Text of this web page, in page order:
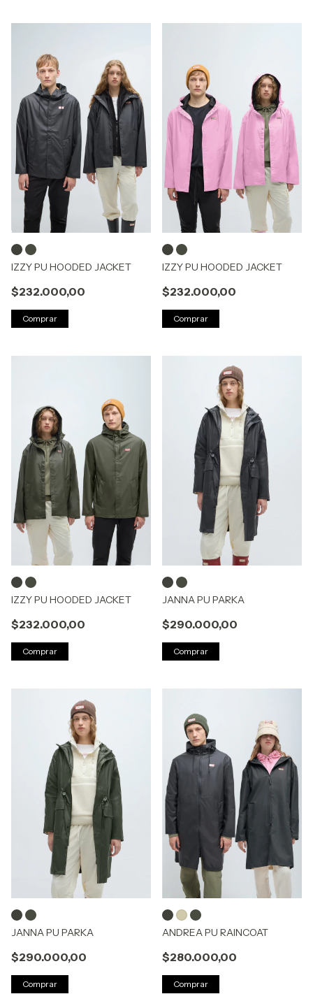
IZZY PU HOODED JACKET
$232.000,00
Comprar
IZZY PU HOODED JACKET
$232.000,00
Comprar
IZZY PU HOODED JACKET
$232.000,00
Comprar
JANNA PU PARKA
$290.000,00
Comprar
JANNA PU PARKA
$290.000,00
Comprar
ANDREA PU RAINCOAT
$280.000,00
Comprar